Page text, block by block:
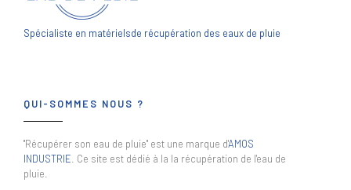
Spécialiste en matérielsde récupération des eaux de pluie
QUI-SOMMES NOUS ?
"Récupérer son eau de pluie" est une marque d'AMOS
INDUSTRIE . Ce site est dédié à la la récupération de l'eau de
pluie.